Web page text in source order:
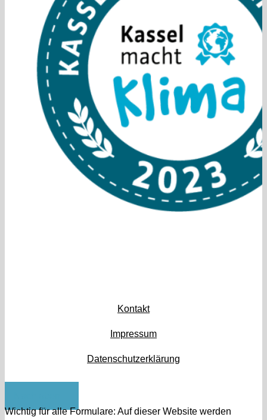
Kontakt
Impressum
Datenschutzerklärung
Wichtig für alle Formulare: Auf dieser Website werden